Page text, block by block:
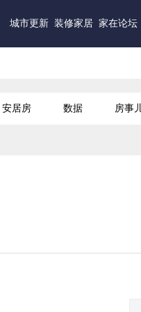
城市更新 装修家居 家在论坛
安居房 数据 房事